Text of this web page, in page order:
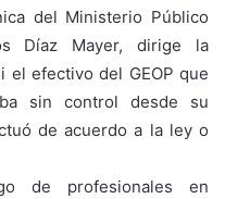
del Ministerio Público
Díaz Mayer, dirige la
el efectivo del GEOP que
sin control desde su
de acuerdo a la ley o
de profesionales en